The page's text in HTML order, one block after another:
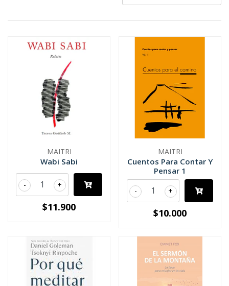
MAITRI
Wabi Sabi
+
-
$11.900
MAITRI
Cuentos Para Contar Y
Pensar 1
+
-
$10.000